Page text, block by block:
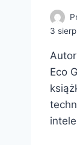
3
Eco